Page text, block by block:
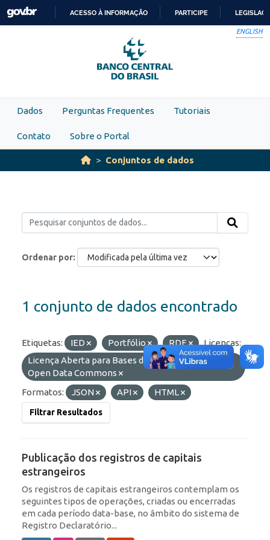
Skip to main content
PARA
O
CONTEÚDO
ACESSO À INFORMAÇÃO PARTICIPE
ENGLISH
Dados Perguntas Frequentes Tutoriais
Contato Sobre o Portal
Conjuntos de dados
Ordenar por
1 conjunto de dados encontrado
Etiquetas: IED Portfólio RDE
Licenças:
Licença Aberta para Bases de Dados (ODbL) do
Open Data Commons
Formatos:
JSON API HTML
Filtrar Resultados
Publicação dos registros de capitais
estrangeiros
Os registros de capitais estrangeiros contemplam os
seguintes tipos de operações, criadas ou encerradas
em cada período data-base, no âmbito do sistema de
Registro Declaratório...